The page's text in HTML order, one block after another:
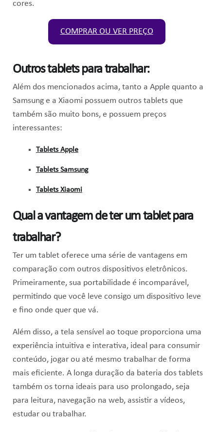
cores.
COMPRAR OU VER PREÇO
Outros tablets para trabalhar:
Além dos mencionados acima, tanto a Apple quanto a
Samsung e a Xiaomi possuem outros tablets que
também são muito bons, e possuem preços
interessantes:
Tablets Apple
Tablets Samsung
Tablets Xiaomi
Qual a vantagem de ter um tablet para
trabalhar?
Ter um tablet oferece uma série de vantagens em
comparação com outros dispositivos eletrônicos.
Primeiramente, sua portabilidade é incomparável,
permitindo que você leve consigo um dispositivo leve
e fino onde quer que vá.
Além disso, a tela sensível ao toque proporciona uma
experiência intuitiva e interativa, ideal para consumir
conteúdo, jogar ou até mesmo trabalhar de forma
mais eficiente. A longa duração da bateria dos tablets
também os torna ideais para uso prolongado, seja
para leitura, navegação na web, assistir a vídeos,
estudar ou trabalhar.